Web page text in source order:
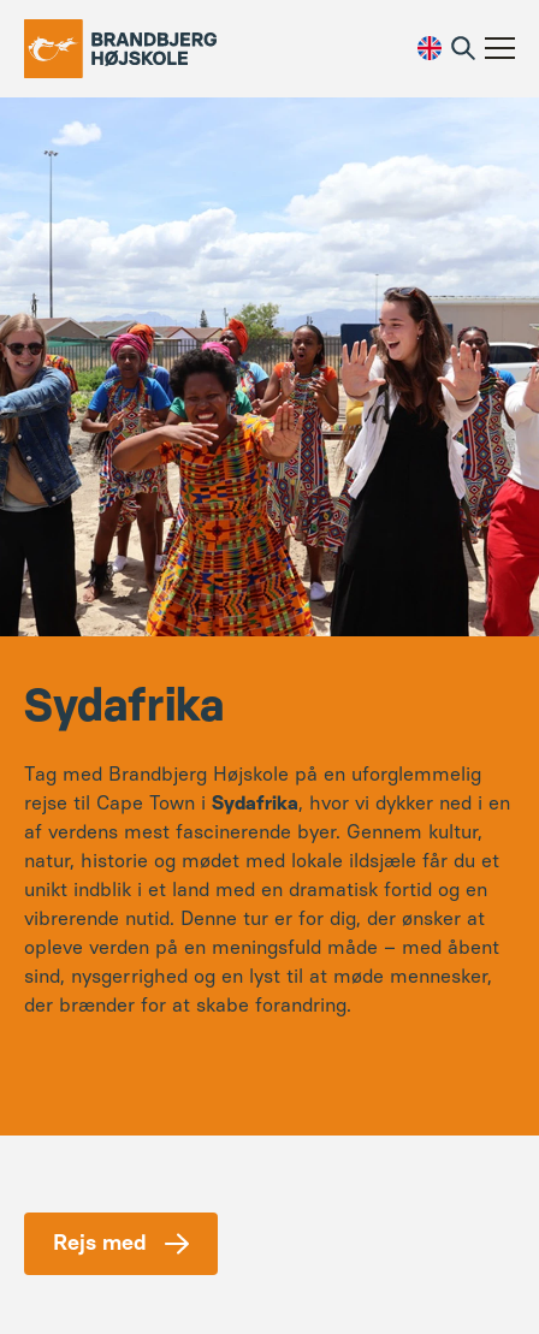
Sydafrika
Tag med Brandbjerg Højskole på en uforglemmelig
rejse til Cape Town i Sydafrika, hvor vi dykker ned i en
af verdens mest fascinerende byer. Gennem kultur,
natur, historie og mødet med lokale ildsjæle får du et
unikt indblik i et land med en dramatisk fortid og en
vibrerende nutid. Denne tur er for dig, der ønsker at
opleve verden på en meningsfuld måde – med åbent
sind, nysgerrighed og en lyst til at møde mennesker,
der brænder for at skabe forandring.
Rejs med